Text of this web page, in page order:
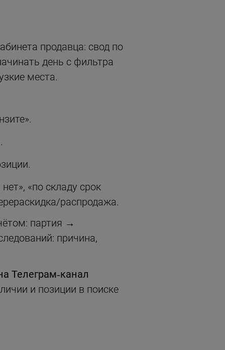
продавца: свод по
день с фильтра
места.
«по складу срок
распродажа.
партия →
причина,
Телеграм‑канал
и позиции в поиске